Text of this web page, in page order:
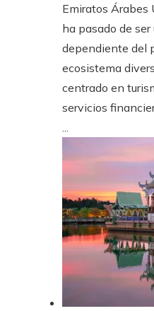
Emiratos Árabes
ha pasado de
dependiente del
ecosistema
centrado en
servicios
...